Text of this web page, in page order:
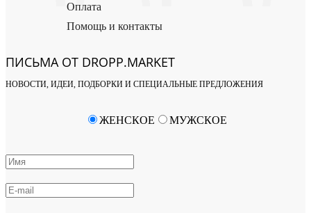
Оплата
Помощь и контакты
ПИСЬМА ОТ DROPP.MARKET
НОВОСТИ, ИДЕИ, ПОДБОРКИ И СПЕЦИАЛЬНЫЕ ПРЕДЛОЖЕНИЯ
ЖЕНСКОЕ МУЖСКОЕ